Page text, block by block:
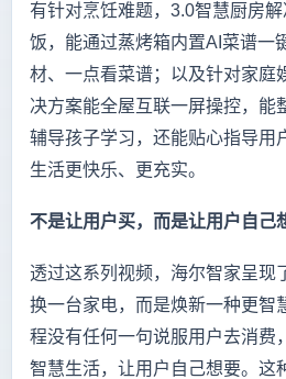
有针对烹饪难题，3.0智慧厨房
饭，能通过蒸烤箱内置AI菜谱一
材、一点看菜谱；以及针对家庭
决方案能全屋互联一屏操控，能
辅导孩子学习，还能贴心指导用
生活更快乐、更充实。
不是让用户买，而是让用户自己
透过这系列视频，海尔智家呈现
换一台家电，而是焕新一种更智
程没有任何一句说服用户去消费
智慧生活，让用户自己想要。这